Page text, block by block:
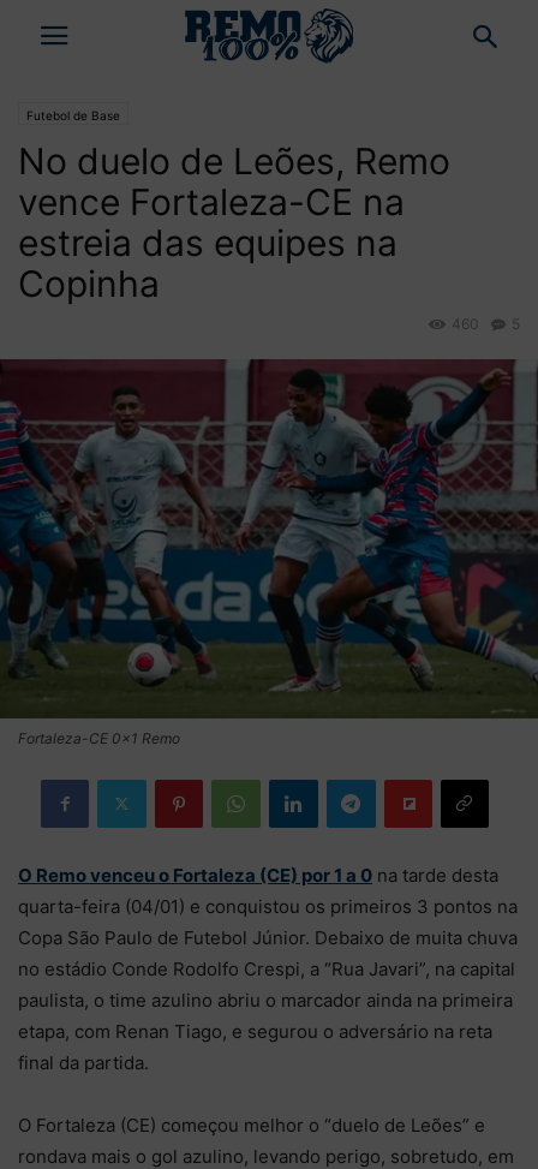
Futebol de Base
No duelo de Leões, Remo
vence Fortaleza-CE na
estreia das equipes na
Copinha
5
460
Fortaleza-CE 0×1 Remo
O Remo venceu o Fortaleza (CE) por 1 a 0 na tarde desta
quarta-feira (04/01) e conquistou os primeiros 3 pontos na
Copa São Paulo de Futebol Júnior. Debaixo de muita chuva
no estádio Conde Rodolfo Crespi, a “Rua Javari”, na capital
paulista, o time azulino abriu o marcador ainda na primeira
etapa, com Renan Tiago, e segurou o adversário na reta
final da partida.
O Fortaleza (CE) começou melhor o “duelo de Leões” e
rondava mais o gol azulino, levando perigo, sobretudo, em